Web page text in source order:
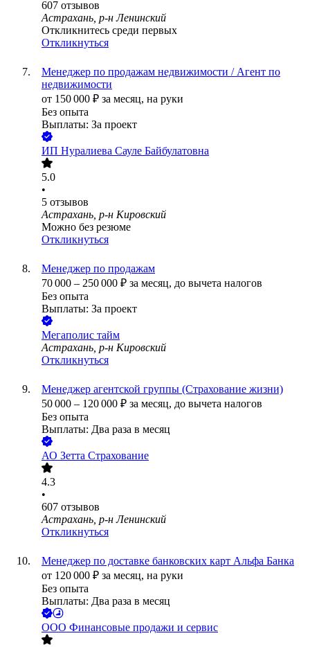
607 отзывов
Астрахань, р-н Ленинский
Откликнитесь среди первых
Откликнуться
Менеджер по продажам недвижимости / Агент по
недвижимости
от 150 000 ₽ за месяц, на руки
Без опыта
Выплаты: За проект
ИП Нуралиева Сауле Байбулатовна
5.0
•
5 отзывов
Астрахань, р-н Кировский
Можно без резюме
Откликнуться
Менеджер по продажам
70 000 – 250 000 ₽ за месяц, до вычета налогов
Без опыта
Выплаты: За проект
Мегаполис тайм
Астрахань, р-н Кировский
Откликнуться
Менеджер агентской группы (Страхование жизни)
50 000 – 120 000 ₽ за месяц, до вычета налогов
Без опыта
Выплаты: Два раза в месяц
АО Зетта Страхование
4.3
•
607 отзывов
Астрахань, р-н Ленинский
Откликнуться
Менеджер по доставке банковских карт Альфа Банка
от 120 000 ₽ за месяц, на руки
Без опыта
Выплаты: Два раза в месяц
ООО Финансовые продажи и сервис